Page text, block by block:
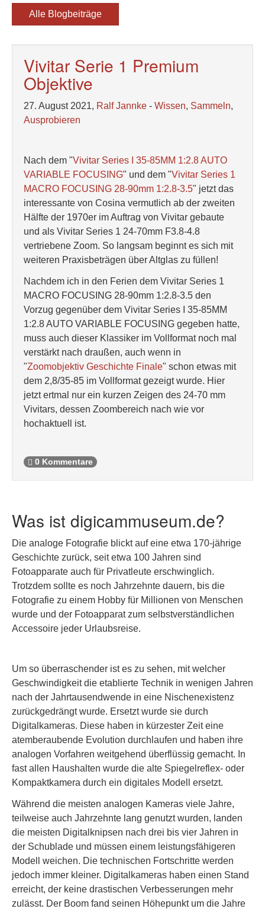
Alle Blogbeiträge
Vivitar Serie 1 Premium
Objektive
27. August 2021, Ralf Jannke - Wissen, Sammeln,
Ausprobieren
Nach dem "Vivitar Series I 35-85MM 1:2.8 AUTO
VARIABLE FOCUSING" und dem "Vivitar Series 1
MACRO FOCUSING 28-90mm 1:2.8-3.5" jetzt das
interessante von Cosina vermutlich ab der zweiten
Hälfte der 1970er im Auftrag von Vivitar gebaute
und als Vivitar Series 1 24-70mm F3.8-4.8
vertriebene Zoom. So langsam beginnt es sich mit
weiteren Praxisbeträgen über Altglas zu füllen!
Nachdem ich in den Ferien dem Vivitar Series 1
MACRO FOCUSING 28-90mm 1:2.8-3.5 den
Vorzug gegenüber dem Vivitar Series I 35-85MM
1:2.8 AUTO VARIABLE FOCUSING gegeben hatte,
muss auch dieser Klassiker im Vollformat noch mal
verstärkt nach draußen, auch wenn in
"Zoomobjektiv Geschichte Finale" schon etwas mit
dem 2,8/35-85 im Vollformat gezeigt wurde. Hier
jetzt ertmal nur ein kurzen Zeigen des 24-70 mm
Vivitars, dessen Zoombereich nach wie vor
hochaktuell ist.
0 Kommentare
Was ist digicammuseum.de?
Die analoge Fotografie blickt auf eine etwa 170-jährige
Geschichte zurück, seit etwa 100 Jahren sind
Fotoapparate auch für Privatleute erschwinglich.
Trotzdem sollte es noch Jahrzehnte dauern, bis die
Fotografie zu einem Hobby für Millionen von Menschen
wurde und der Fotoapparat zum selbstverständlichen
Accessoire jeder Urlaubsreise.
Um so überraschender ist es zu sehen, mit welcher
Geschwindigkeit die etablierte Technik in wenigen Jahren
nach der Jahrtausendwende in eine Nischenexistenz
zurückgedrängt wurde. Ersetzt wurde sie durch
Digitalkameras. Diese haben in kürzester Zeit eine
atemberaubende Evolution durchlaufen und haben ihre
analogen Vorfahren weitgehend überflüssig gemacht. In
fast allen Haushalten wurde die alte Spiegelreflex- oder
Kompaktkamera durch ein digitales Modell ersetzt.
Während die meisten analogen Kameras viele Jahre,
teilweise auch Jahrzehnte lang genutzt wurden, landen
die meisten Digitalknipsen nach drei bis vier Jahren in
der Schublade und müssen einem leistungsfähigeren
Modell weichen. Die technischen Fortschritte werden
jedoch immer kleiner. Digitalkameras haben einen Stand
erreicht, der keine drastischen Verbesserungen mehr
zulässt. Der Boom fand seinen Höhepunkt um die Jahre